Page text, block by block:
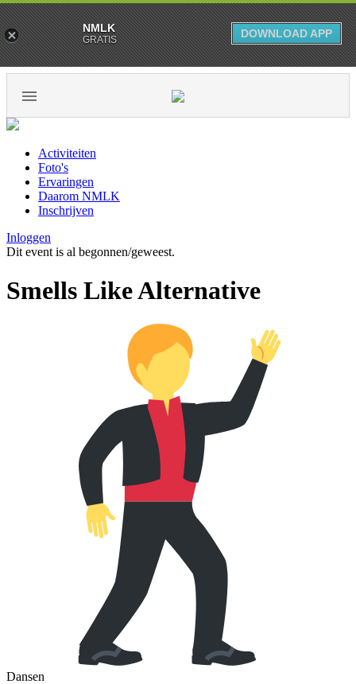
Activiteiten
Foto's
Ervaringen
Daarom NMLK
Inschrijven
Inloggen
Dit event is al begonnen/geweest.
Smells Like Alternative
Dansen
NMLK
GRATIS DOWNLOAD APP